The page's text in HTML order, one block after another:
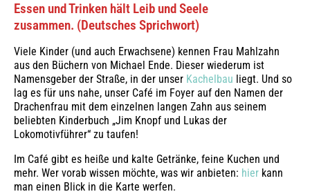
Essen und Trinken hält Leib und Seele
zusammen. (Deutsches Sprichwort)
Viele Kinder (und auch Erwachsene) kennen Frau Mahlzahn
aus den Büchern von Michael Ende. Dieser wiederum ist
Namensgeber der Straße, in der unser Kachelbau liegt. Und so
lag es für uns nahe, unser Café im Foyer auf den Namen der
Drachenfrau mit dem einzelnen langen Zahn aus seinem
beliebten Kinderbuch „Jim Knopf und Lukas der
Lokomotivführer“ zu taufen!
Im Café gibt es heiße und kalte Getränke, feine Kuchen und
mehr. Wer vorab wissen möchte, was wir anbieten: hier kann
man einen Blick in die Karte werfen.